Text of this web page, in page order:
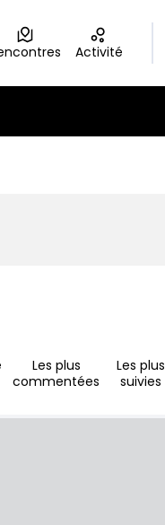
Activité
Les plus
commentées
Les plus
suivies